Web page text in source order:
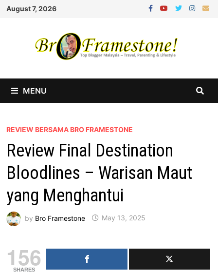
Skip
August 7, 2026
MENU
REVIEW BERSAMA BRO FRAMESTONE
Review Final Destination
Bloodlines – Warisan Maut
yang Menghantui
by Bro Framestone May 13, 2025
156
SHARES